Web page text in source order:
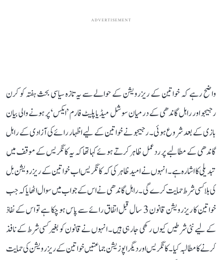
ADVERTISEMENT
واضح رہے کہ خواتین کے ریزرویشن کے حوالے سے یہ تازہ سیاسی بحث ہفتہ کو کرن
رجیجو اور راہل گاندھی کے درمیان سوشل میڈیا پلیٹ فارم ’ایکس‘ پر ہونے والی بیان
بازی کے بعد شروع ہوئی۔ رجیجو نے خواتین کے لیے اظہار رائے کی آزادی کے راہل
گاندھی کے مطالبے پر ردعمل ظاہر کرتے ہوئے کہا تھا کہ یہ کانگریس کے موقف میں
تبدیلی کا اشارہ ہے۔ انہوں نے امید ظاہر کی کہ کانگریس اب خواتین کے ریزرویشن بل
کی بلا کسی شرط حمایت کرے گی۔ راہل گاندھی نے اس کے جواب میں سوال اٹھایا کہ جب
خواتین کا ریزرویشن قانون 3 سال قبل اتفاق رائے سے پاس ہو چکا ہے تو اس کے نفاذ
کے لیے نئی شرطیں کیوں رکھی جا رہی ہیں۔ انہوں نے قانون کو بغیر کسی شرط کے نافذ
کرنے کا مطالبہ کیا۔ کانگریس اور دیگر اپوزیشن جماعتیں خواتین کے ریزرویشن کی حمایت